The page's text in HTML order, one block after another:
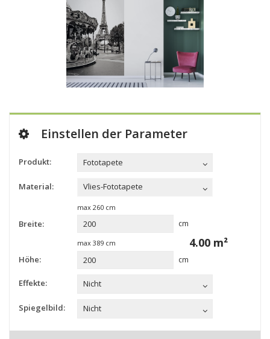
Einstellen der Parameter
Produkt: Fototapete
Material: Vlies-Fototapete
max 260cm
Breite: cm
max 389cm
Höhe: cm
4.00 m²
Effekte: Nicht
Spiegelbild: Nicht